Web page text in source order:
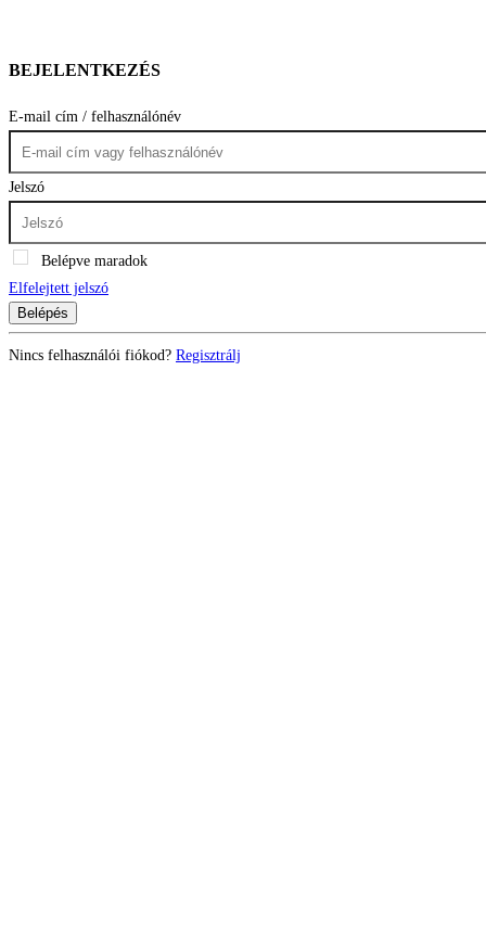
BEJELENTKEZÉS
E-mail cím / felhasználónév
Jelszó
Belépve maradok
Elfelejtett jelszó
Belépés
Nincs felhasználói fiókod? Regisztrálj